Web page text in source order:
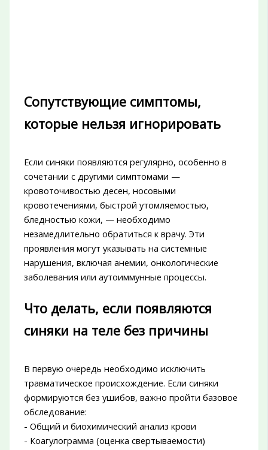
Сопутствующие симптомы,
которые нельзя игнорировать
Если синяки появляются регулярно, особенно в
сочетании с другими симптомами —
кровоточивостью десен, носовыми
кровотечениями, быстрой утомляемостью,
бледностью кожи, — необходимо
незамедлительно обратиться к врачу. Эти
проявления могут указывать на системные
нарушения, включая анемии, онкологические
заболевания или аутоиммунные процессы.
Что делать, если появляются
синяки на теле без причины
В первую очередь необходимо исключить
травматическое происхождение. Если синяки
формируются без ушибов, важно пройти базовое
обследование:
- Общий и биохимический анализ крови
- Коагулограмма (оценка свертываемости)